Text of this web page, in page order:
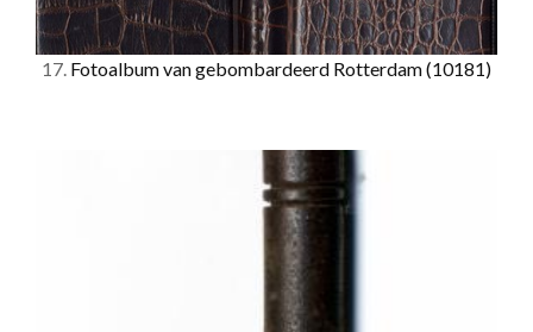
17. Fotoalbum van gebombardeerd Rotterdam(10181)